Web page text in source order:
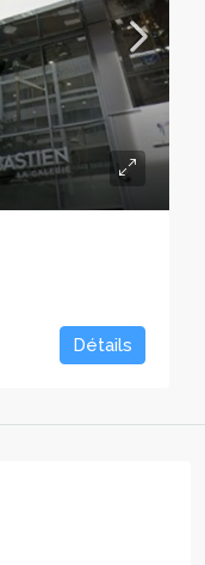
Détails